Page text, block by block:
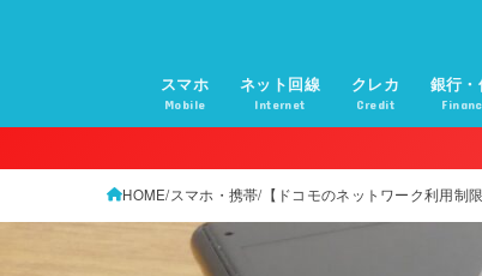
スマホ
Mobile
ネット回線
Internet
クレカ
Credit
銀行・
HOME スマホ・携帯 【ドコモのネットワーク利用制